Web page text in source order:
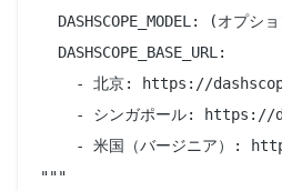
DASHSCOPE_MODEL: (オプショ
  DASHSCOPE_BASE_URL:
- 北京: https://
- シンガポール:
- 米国（バージニア）:
"""